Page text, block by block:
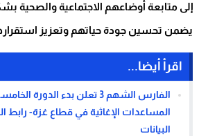
إلى متابعة أوضاعهم الاجتماعية والصحية
يضمن تحسين جودة حياتهم وتعزيز
اقرأ أيضا...
الفارس الشهم 3 تعلن بدء الدورة
المساعدات الإغاثية في قطاع غزة- رابط
البيانات